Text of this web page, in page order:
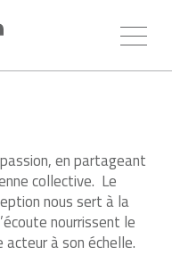
en partageant
collective. Le
nous sert à la
nourrissent le
à son échelle.